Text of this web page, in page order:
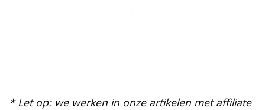
* Let op: we werken in onze artikelen met affiliate